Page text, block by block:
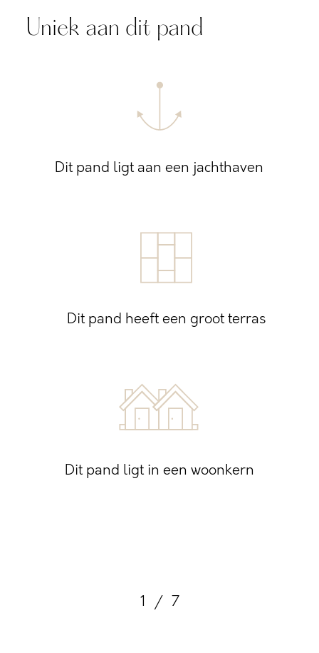
Uniek aan dit pand
Dit pand ligt aan een jachthaven
Dit pand heeft een groot terras
Dit pand ligt in een woonkern
1 / 7